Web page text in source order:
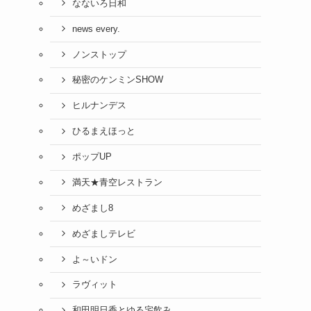
なないろ日和
news every.
ノンストップ
秘密のケンミンSHOW
ヒルナンデス
ひるまえほっと
ポップUP
満天★青空レストラン
めざまし8
めざましテレビ
よ～いドン
ラヴィット